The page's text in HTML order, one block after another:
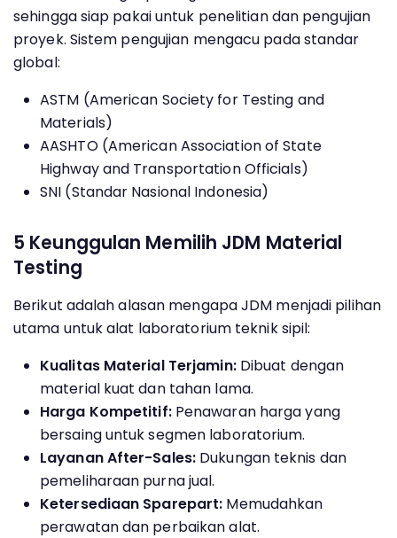
sehingga siap pakai untuk penelitian dan pengujian
proyek. Sistem pengujian mengacu pada standar
global:
ASTM (American Society for Testing and
Materials)
AASHTO (American Association of State
Highway and Transportation Officials)
SNI (Standar Nasional Indonesia)
5 Keunggulan Memilih JDM Material
Testing
Berikut adalah alasan mengapa JDM menjadi pilihan
utama untuk alat laboratorium teknik sipil:
Kualitas Material Terjamin:Dibuat dengan
material kuat dan tahan lama.
Harga Kompetitif:Penawaran harga yang
bersaing untuk segmen laboratorium.
Layanan After-Sales: Dukungan teknis dan
pemeliharaan purna jual.
Ketersediaan Sparepart: Memudahkan
perawatan dan perbaikan alat.